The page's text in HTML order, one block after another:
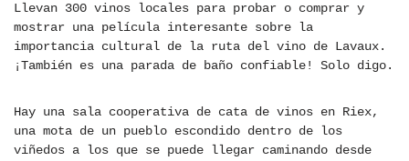
Llevan 300 vinos locales para probar o comprar y
mostrar una película interesante sobre la
importancia cultural de la ruta del vino de Lavaux.
¡También es una parada de baño confiable! Solo digo.
Hay una sala cooperativa de cata de vinos en Riex,
una mota de un pueblo escondido dentro de los
viñedos a los que se puede llegar caminando desde